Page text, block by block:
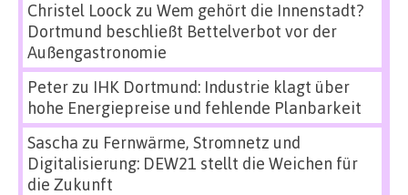
Christel Loock zu Wem gehört die Innenstadt?
Dortmund beschließt Bettelverbot vor der
Außengastronomie
Peterzu IHK Dortmund: Industrie klagt über
hohe Energiepreise und fehlende Planbarkeit
Sascha zu Fernwärme, Stromnetz und
Digitalisierung: DEW21 stellt die Weichen für
die Zukunft